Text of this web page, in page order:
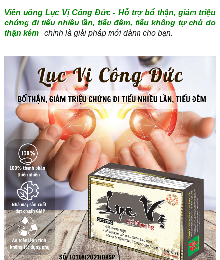
Viên uống Lục Vị Công Đức - Hỗ trợ bổ thận, giảm triệu
chứng đi tiểu nhiều lần, tiểu đêm, tiểu không tự chủ do
thận kém
chính là giải pháp mới dành cho bạn.